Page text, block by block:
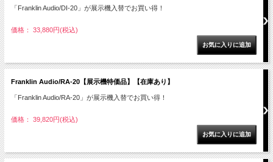
「Franklin Audio/DI-20」が展示機入替でお買い得！
価格： 33,880円(税込)
Franklin Audio/RA-20【展示機特価品】【在庫あり】
「Franklin Audio/RA-20」が展示機入替でお買い得！
価格： 39,820円(税込)